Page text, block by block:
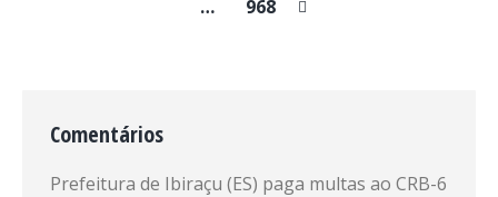
…
968
Comentários
Prefeitura de Ibiraçu (ES) paga multas ao CRB-6